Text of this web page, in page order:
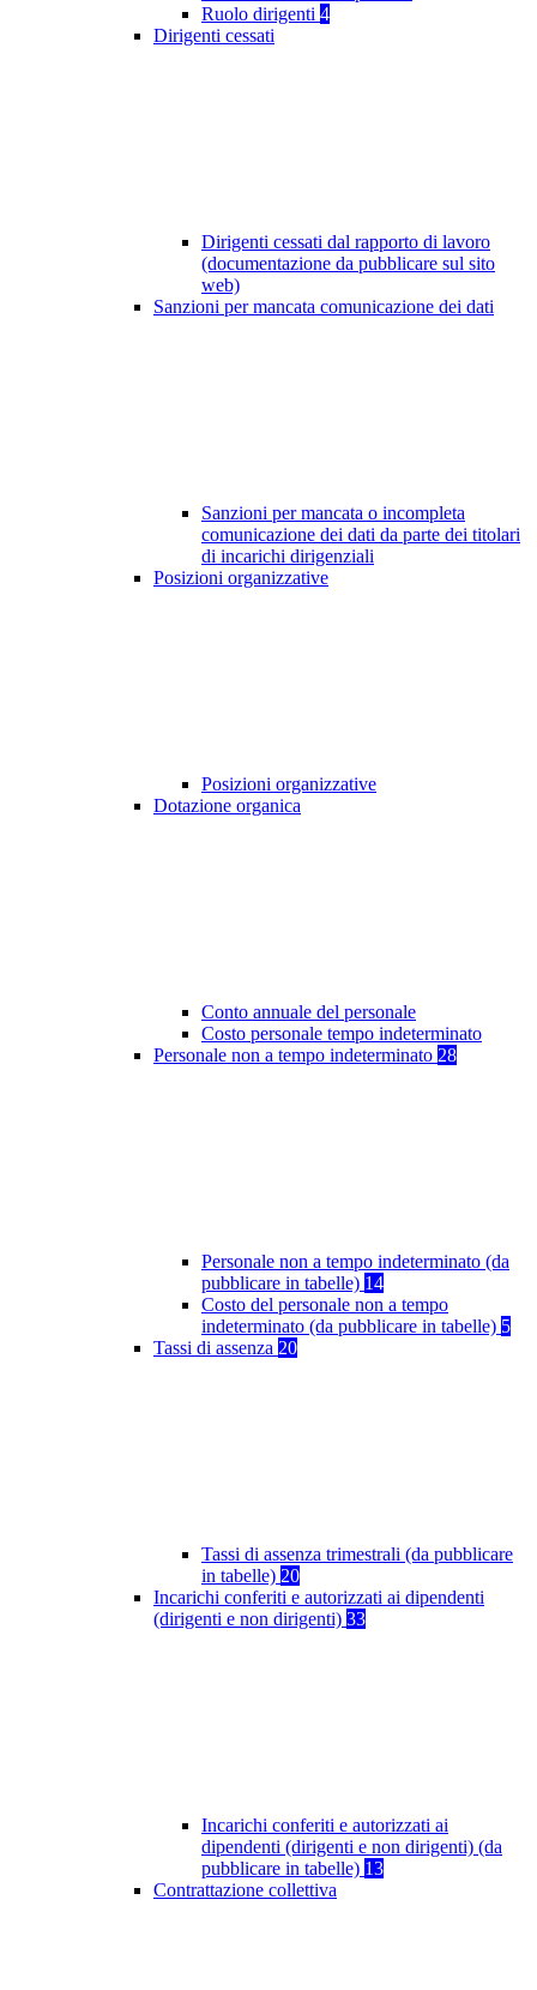
Ruolo dirigenti 4
Dirigenti cessati
Dirigenti cessati dal rapporto di lavoro
(documentazione da pubblicare sul sito
web)
Sanzioni per mancata comunicazione dei dati
Sanzioni per mancata o incompleta
comunicazione dei dati da parte dei titolari
di incarichi dirigenziali
Posizioni organizzative
Posizioni organizzative
Dotazione organica
Conto annuale del personale
Costo personale tempo indeterminato
Personale non a tempo indeterminato 28
Personale non a tempo indeterminato (da
pubblicare in tabelle) 14
Costo del personale non a tempo
indeterminato (da pubblicare in tabelle) 5
Tassi di assenza 20
Tassi di assenza trimestrali (da pubblicare
in tabelle) 20
Incarichi conferiti e autorizzati ai dipendenti
(dirigenti e non dirigenti) 33
Incarichi conferiti e autorizzati ai
dipendenti (dirigenti e non dirigenti) (da
pubblicare in tabelle) 13
Contrattazione collettiva